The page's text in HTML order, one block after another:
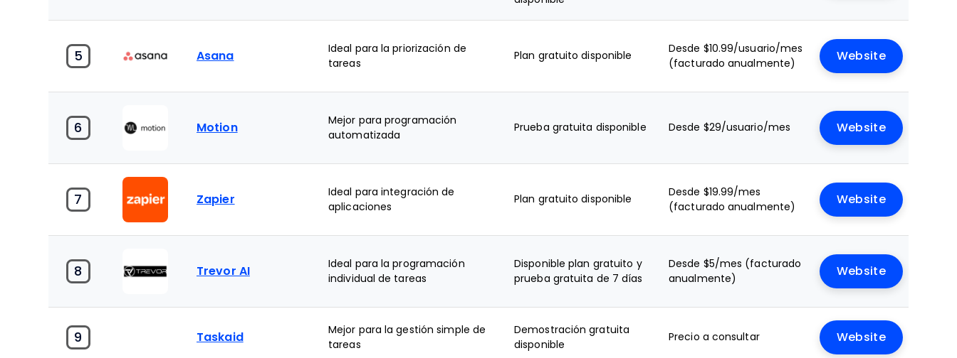
5 Asana
Ideal para la priorización de
tareas
Plan gratuito disponible
Desde $10.99/usuario/mes
(facturado anualmente)
Website
6 Motion
Mejor para programación
automatizada
Prueba gratuita disponible Desde $29/usuario/mes Website
7 Zapier
Ideal para integración de
aplicaciones
Plan gratuito disponible
Desde $19.99/mes
(facturado anualmente)
Website
8 Trevor AI
Ideal para la programación
individual de tareas
Disponible plan gratuito y
prueba gratuita de 7 días
Desde $5/mes (facturado
anualmente)
Website
9 Taskaid
Mejor para la gestión simple de
tareas
Demostración gratuita
disponible
Precio a consultar Website